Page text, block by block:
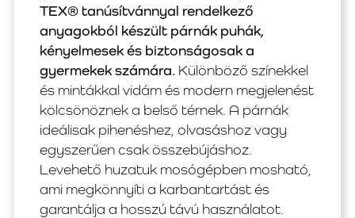
TEX® tanúsítvánnyal rendelkező
anyagokból készült párnák puhák,
kényelmesek és biztonságosak a
gyermekek számára. Különböző színekkel
és mintákkal vidám és modern megjelenést
kölcsönöznek a belső térnek. A párnák
ideálisak pihenéshez, olvasáshoz vagy
egyszerűen csak összebújáshoz.
Levehető huzatuk mosógépben mosható,
ami megkönnyíti a karbantartást és
garantálja a hosszú távú használatot.